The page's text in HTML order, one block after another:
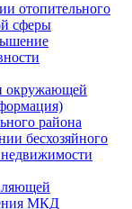
отопительного
сферы
окружающей
района
бесхозяйного
недвижимости
МКД